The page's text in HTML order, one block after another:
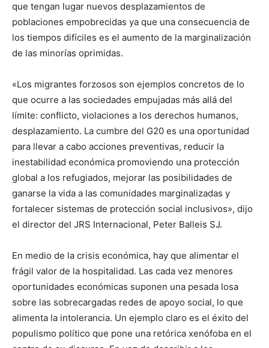
que tengan lugar nuevos desplazamientos de
poblaciones empobrecidas ya que una consecuencia de
los tiempos difíciles es el aumento de la marginalización
de las minorías oprimidas.
«Los migrantes forzosos son ejemplos concretos de lo
que ocurre a las sociedades empujadas más allá del
límite: conflicto, violaciones a los derechos humanos,
desplazamiento. La cumbre del G20 es una oportunidad
para llevar a cabo acciones preventivas, reducir la
inestabilidad económica promoviendo una protección
global a los refugiados, mejorar las posibilidades de
ganarse la vida a las comunidades marginalizadas y
fortalecer sistemas de protección social inclusivos», dijo
el director del JRS Internacional, Peter Balleis SJ.
En medio de la crisis económica, hay que alimentar el
frágil valor de la hospitalidad. Las cada vez menores
oportunidades económicas suponen una pesada losa
sobre las sobrecargadas redes de apoyo social, lo que
alimenta la intolerancia. Un ejemplo claro es el éxito del
populismo político que pone una retórica xenófoba en el